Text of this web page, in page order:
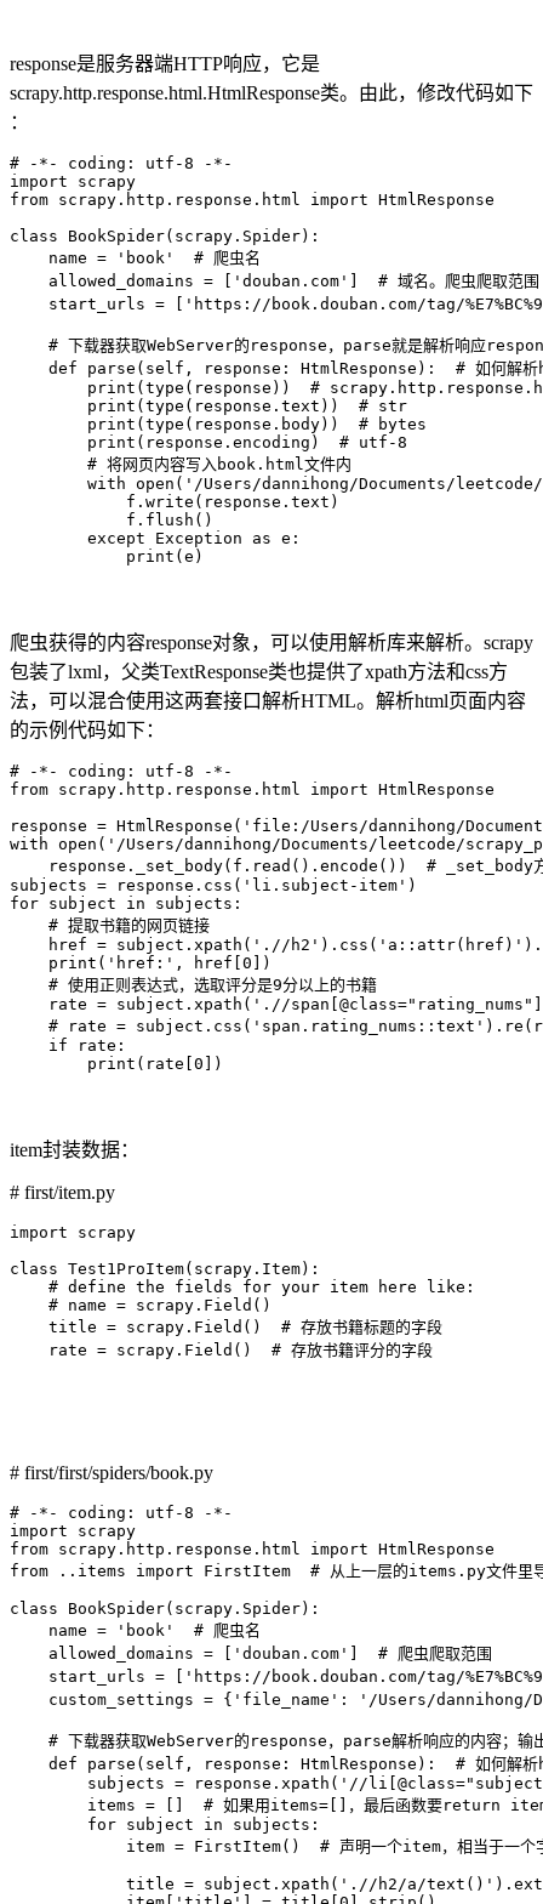
response是服务器端HTTP响应，它是
scrapy.http.response.html.HtmlResponse类。由此，修改代码如下
：
# -*- coding: utf-8 -*-
import scrapy
from scrapy.http.response.html import HtmlResponse
class BookSpider(scrapy.Spider):
    name = 'book'  # 爬虫名
    allowed_domains = ['douban.com']  # 域名。爬虫爬取范围
start_urls = ['https://book.douban.com/tag/
# 下载器获取WebServer的response，parse就是解析响应
def parse(self, response: HtmlResponse):  # 如何解析
print(type(response))  #
        print(type(response.text))  # str
        print(type(response.body))  # bytes
        print(response.encoding)  # utf-8
        # 将网页内容写入book.html文件内
with open('/Users/dannihong/Documents/
            f.write(response.text)
            f.flush()
        except Exception as e:
            print(e)
爬虫获得的内容response对象，可以使用解析库来解析。scrapy
包装了lxml，父类TextResponse类也提供了xpath方法和css方
法，可以混合使用这两套接口解析HTML。解析html页面内容
的示例代码如下：
# -*- coding: utf-8 -*-
from scrapy.http.response.html import HtmlResponse
response = HtmlResponse('file:/Users/dannihong/
with open('/Users/dannihong/Documents/leetcode/
response._set_body(f.read().encode())  # _set_body方
subjects = response.css('li.subject-item')
for subject in subjects:
    # 提取书籍的网页链接
href = subject.xpath('.//
    print('href:', href[0])
    # 使用正则表达式，选取评分是9分以上的书籍
rate = subject.xpath('.//
# rate =
    if rate:
        print(rate[0])
item封装数据：
# first/item.py
import scrapy
class Test1ProItem(scrapy.Item):
    # define the fields for your item here like:
    # name = scrapy.Field()
    title = scrapy.Field()  # 存放书籍标题的字段
    rate = scrapy.Field()  # 存放书籍评分的字段
# first/first/spiders/book.py
# -*- coding: utf-8 -*-
import scrapy
from scrapy.http.response.html import HtmlResponse
from ..items import FirstItem  # 从上一层的items.py文件里
class BookSpider(scrapy.Spider):
    name = 'book'  # 爬虫名
    allowed_domains = ['douban.com']  # 爬虫爬取范围
start_urls = ['https://book.douban.com/tag/
custom_settings = {'file_name': '/Users/dannihong/
# 下载器获取WebServer的response，parse解析响应的内容；
def parse(self, response: HtmlResponse):  # 如何解析
subjects = response.xpath('//
items = []  # 如果用items=[]，最后函数要return
        for subject in subjects:
item = FirstItem()  # 声明一个item，相当于一个字
title = subject.xpath('.//h2/a/